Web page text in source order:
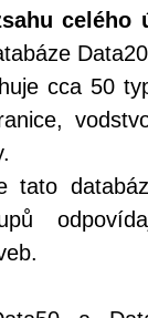
celého
cca 50
tato